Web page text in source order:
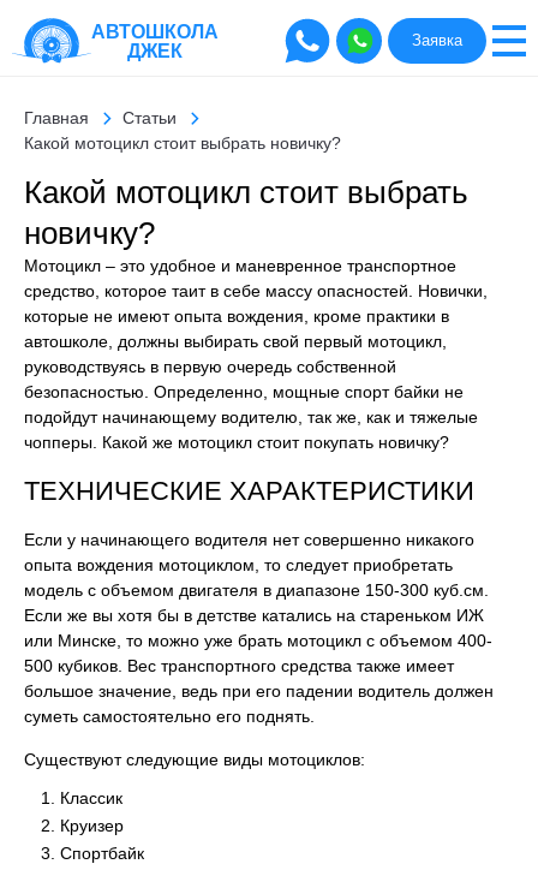
АВТОШКОЛА
ДЖЕК
Заявка
Главная
Статьи
Какой мотоцикл стоит выбрать новичку?
Какой мотоцикл стоит выбрать
новичку?
Мотоцикл – это удобное и маневренное транспортное
средство, которое таит в себе массу опасностей. Новички,
которые не имеют опыта вождения, кроме практики в
автошколе, должны выбирать свой первый мотоцикл,
руководствуясь в первую очередь собственной
безопасностью. Определенно, мощные спорт байки не
подойдут начинающему водителю, так же, как и тяжелые
чопперы. Какой же мотоцикл стоит покупать новичку?
ТЕХНИЧЕСКИЕ ХАРАКТЕРИСТИКИ
Если у начинающего водителя нет совершенно никакого
опыта вождения мотоциклом, то следует приобретать
модель с объемом двигателя в диапазоне 150-300 куб.см.
Если же вы хотя бы в детстве катались на стареньком ИЖ
или Минске, то можно уже брать мотоцикл с объемом 400-
500 кубиков. Вес транспортного средства также имеет
большое значение, ведь при его падении водитель должен
суметь самостоятельно его поднять.
Существуют следующие виды мотоциклов:
Классик
Круизер
Спортбайк